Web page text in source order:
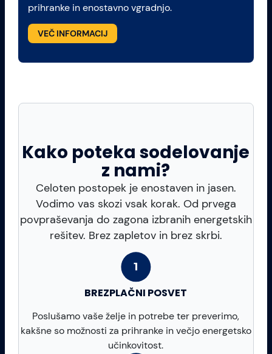
prihranke in enostavno vgradnjo.
VEČ INFORMACIJ
Kako poteka sodelovanje
z nami?
Celoten postopek je enostaven in jasen.
Vodimo vas skozi vsak korak. Od prvega
povpraševanja do zagona izbranih energetskih
rešitev. Brez zapletov in brez skrbi.
BREZPLAČNI POSVET
Poslušamo vaše želje in potrebe ter preverimo,
kakšne so možnosti za prihranke in večjo energetsko
učinkovitost.